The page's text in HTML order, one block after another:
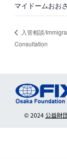
マイドームおお
入管相談/
Consultation
© 2024公益財